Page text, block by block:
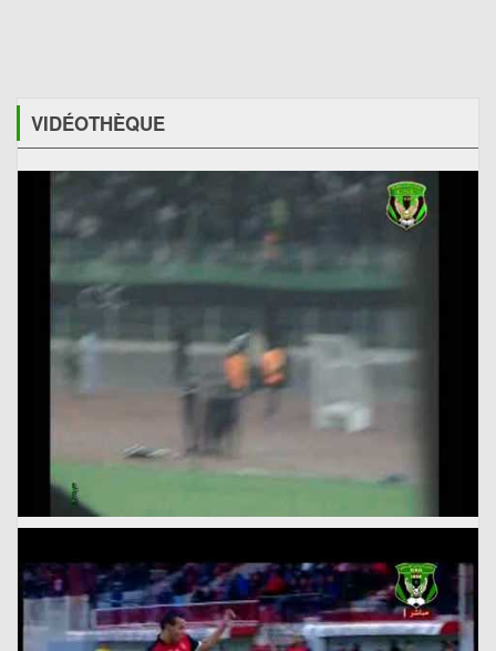
VIDÉOTHÈQUE